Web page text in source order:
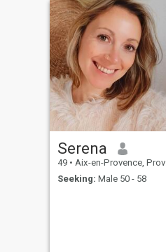
Serena
49 • Aix-en-Provence, Provence-Alpes-Côte d'Azur, France
Seeking: Male 50 - 58